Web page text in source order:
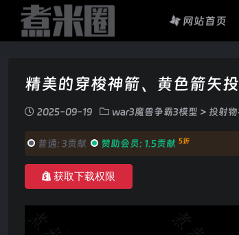
网站首页
精美的穿梭神箭、黄色箭矢
2025-09-19 war3魔兽争霸3模型 > 投射
普通: 3贡献 赞助会员: 1.5贡献 5折
获取下载权限